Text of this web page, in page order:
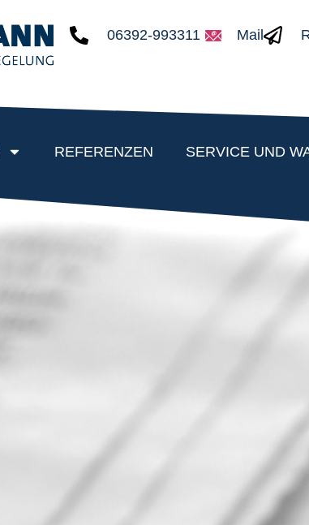
06392-993311 Mail
REFERENZEN SERVICE UND